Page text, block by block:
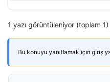
1 yazı görüntüleniyor (toplam 1)
Bu konuyu yanıtlamak için giriş